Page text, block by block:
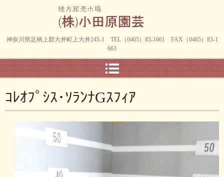
神奈川県足柄上郡大井町上大井245-1 TEL（0465）83-1661 FAX（0465）83-1
663
ｺﾚｵﾌﾟｼｽ･ｿﾗﾝﾅGｽﾌｨｱ